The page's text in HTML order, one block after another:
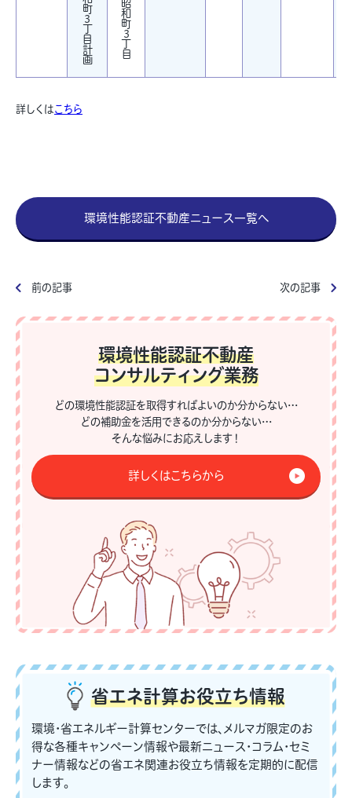
町
3
丁
目
計
画
昭
和
町
3
丁
目
詳しくはこちら
環境性能認証不動産ニュース一覧へ
前の記事 次の記事
環境性能認証不動産
コンサルティング業務
どの環境性能認証を取得すればよいのか分からない…
どの補助金を活用できるのか分からない…
そんな悩みにお応えします！
詳しくはこちらから
省エネ計算お役立ち情報
環境・省エネルギー計算センターでは、メルマガ限定のお
得な各種キャンペーン情報や最新ニュース・コラム・セミ
ナー情報などの省エネ関連お役立ち情報を定期的に配信
します。